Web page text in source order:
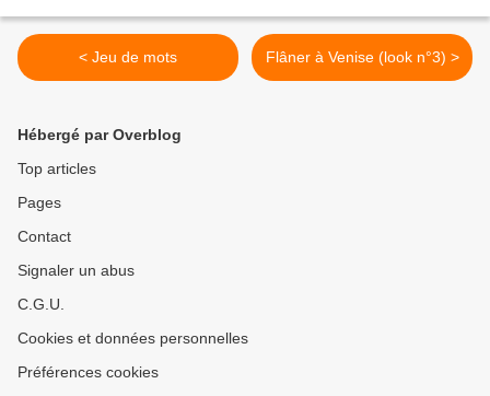
< Jeu de mots Flâner à Venise (look n°3) >
Hébergé par Overblog
Top articles
Pages
Contact
Signaler un abus
C.G.U.
Cookies et données personnelles
Préférences cookies